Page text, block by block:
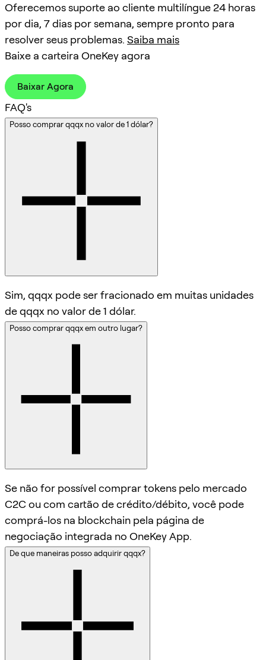
Oferecemos suporte ao cliente multilíngue 24 horas
por dia, 7 dias por semana, sempre pronto para
resolver seus problemas. Saiba mais
Baixe a carteira OneKey agora
Baixar Agora
FAQ's
Posso comprar qqqx no valor de 1 dólar?
Sim, qqqx pode ser fracionado em muitas unidades
de qqqx no valor de 1 dólar.
Posso comprar qqqx em outro lugar?
Se não for possível comprar tokens pelo mercado
C2C ou com cartão de crédito/débito, você pode
comprá-los na blockchain pela página de
negociação integrada no OneKey App.
De que maneiras posso adquirir qqqx?